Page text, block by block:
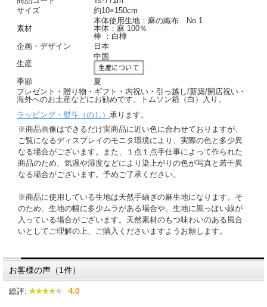
サイズ
約10×150cm
素材
本体使用生地：麻の織布 No.1
本体：麻 100％
棒 ：白樺
企画・デザイン
日本
生産
中国
季節
夏
プレゼント・贈り物・ギフト・内祝い・引っ越し/新築/開店祝い・
海外へのお土産などにお勧めです。トムソン箱（白）入り。
ラッピング・熨斗（のし） 承ります。
※商品画像はできるだけ実商品に近い色に合わせておりますが、
ご覧になるディスプレイのモニタ環境により、実際の色と多少異
なる場合がございます。また、１点１点手仕事によって作られた
商品のため、気温や湿度などにより染上がりの色が写真と若干異
なる場合がございます。予めご了承ください。
※商品に使用している生地は天然手紬ぎの麻生地になります。そ
のため、生地の幅に多少ムラがある場合や、生地に黒っぽい線が
入っている場合がございます。天然素材のもつ味わいのある風合
いとしてご理解の上、ご購入くださいますようお願します。
お客様の声（1件）
総評: 4.0